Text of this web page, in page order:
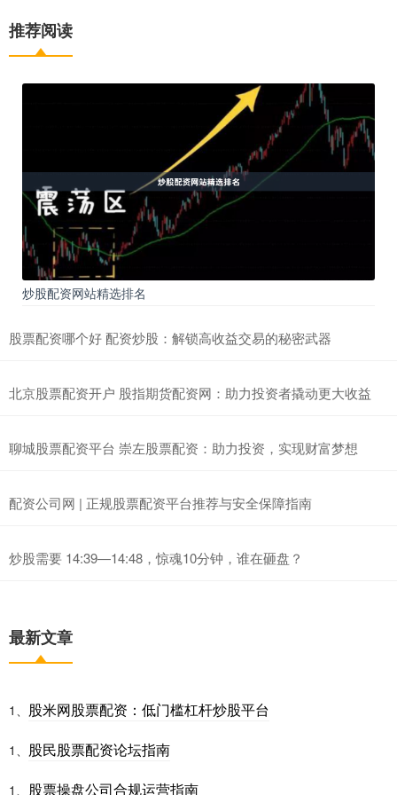
推荐阅读
炒股配资网站精选排名
股票配资哪个好 配资炒股：解锁高收益交易的秘密武器
北京股票配资开户 股指期货配资网：助力投资者撬动更大收益
聊城股票配资平台 崇左股票配资：助力投资，实现财富梦想
配资公司网 | 正规股票配资平台推荐与安全保障指南
炒股需要 14:39—14:48，惊魂10分钟，谁在砸盘？
最新文章
1、 股米网股票配资：低门槛杠杆炒股平台
1、 股民股票配资论坛指南
1、 股票操盘公司合规运营指南